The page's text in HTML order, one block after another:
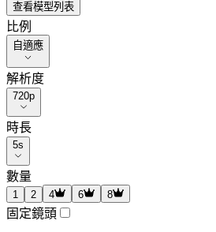
查看模型列表
比例
自適應
解析度
720p
時長
5s
數量
1 2 4 6 8
固定鏡頭